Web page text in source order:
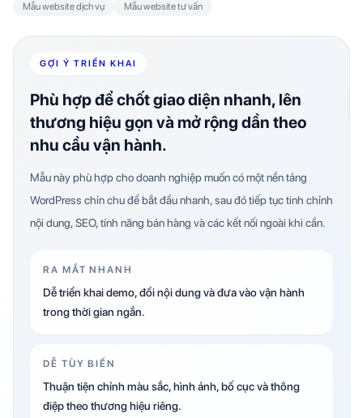
Mẫu website dịch vụ Mẫu website tư vấn
GỢI Ý TRIỂN KHAI
Phù hợp để chốt giao diện nhanh, lên
thương hiệu gọn và mở rộng dần theo
nhu cầu vận hành.
Mẫu này phù hợp cho doanh nghiệp muốn có một nền tảng
WordPress chỉn chu để bắt đầu nhanh, sau đó tiếp tục tinh chỉnh
nội dung, SEO, tính năng bán hàng và các kết nối ngoài khi cần.
RA MẮT NHANH
Dễ triển khai demo, đổi nội dung và đưa vào vận hành
trong thời gian ngắn.
DỄ TÙY BIẾN
Thuận tiện chỉnh màu sắc, hình ảnh, bố cục và thông
điệp theo thương hiệu riêng.